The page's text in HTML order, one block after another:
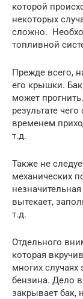
которой
некоторых
сложно.
топливной
Прежде всего,
его крышки.
может
результате
временем
т.д.
Также не
механических
вытекает,
т.д.
Отдельного
которая
многих случаях
бензина. Дело
закрывает бак,